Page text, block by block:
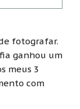
fotografar.
ganhou um
meus 3
com